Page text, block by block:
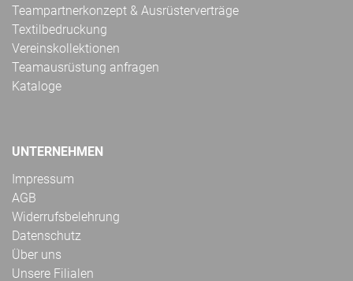
Teampartnerkonzept & Ausrüsterverträge
Textilbedruckung
Vereinskollektionen
Teamausrüstung anfragen
Kataloge
UNTERNEHMEN
Impressum
AGB
Widerrufsbelehrung
Datenschutz
Über uns
Unsere Filialen